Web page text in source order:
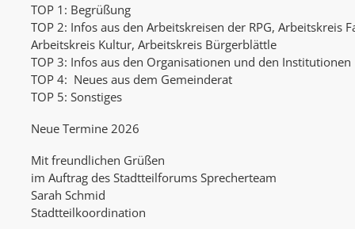
TOP 1: Begrüßung
TOP 2: Infos aus den Arbeitskreisen der RPG, Arbeitskreis
Arbeitskreis Kultur, Arbeitskreis Bürgerblättle
TOP 3: Infos aus den Organisationen und den Institutionen
TOP 4: Neues aus dem Gemeinderat
TOP 5: Sonstiges
Neue Termine 2026
Mit freundlichen Grüßen
im Auftrag des Stadtteilforums Sprecherteam
Sarah Schmid
Stadtteilkoordination